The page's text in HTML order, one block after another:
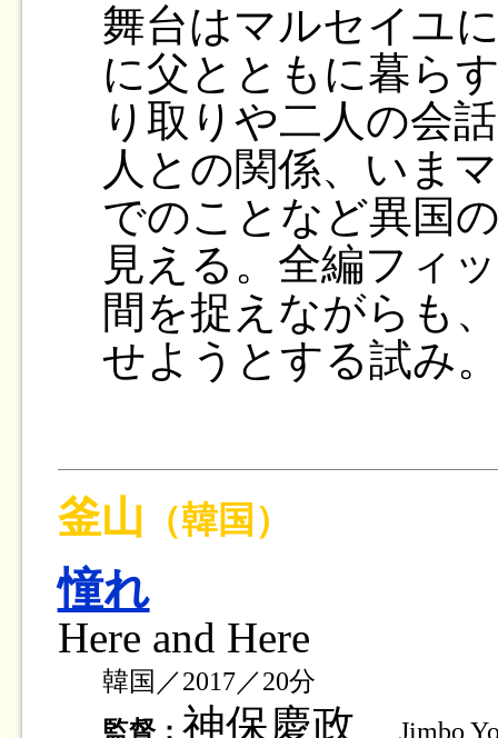
舞台はマルセイユ
に父とともに暮ら
り取りや二人の会
人との関係、いま
でのことなど異国
見える。全編フィ
間を捉えながらも
せようとする試み
釜山 （韓国）
憧れ
Here and Here
韓国／2017／20分
監督： 神保慶政 Jimbo